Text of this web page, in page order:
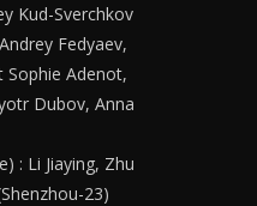
Kud-Sverchkov
Fedyaev,
Sophie Adenot,
Dubov, Anna
: Li Jiaying, Zhu
23)